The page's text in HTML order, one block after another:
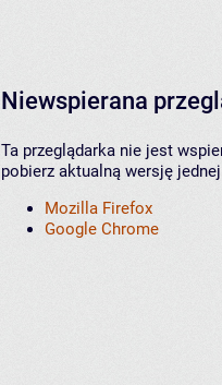
Niewspierana
Ta przeglądarka nie jest
pobierz aktualną wersję
Mozilla Firefox
Google Chrome